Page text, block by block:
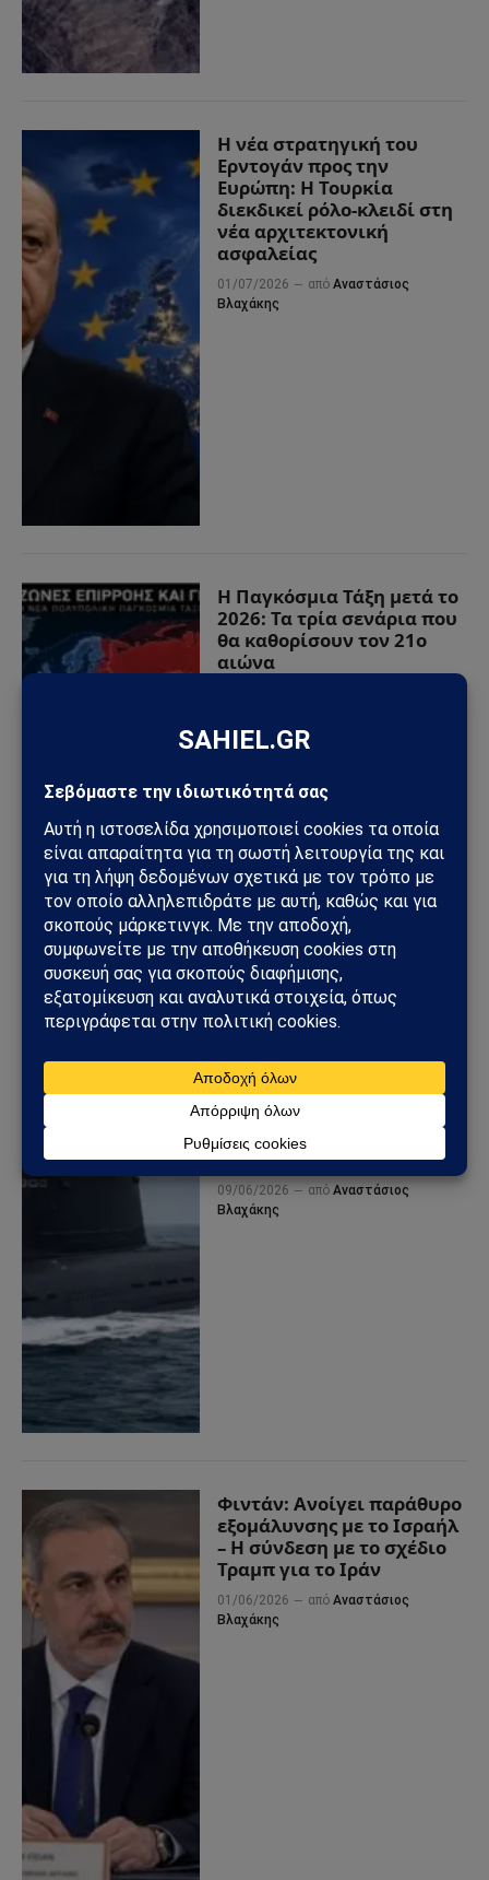
Η νέα στρατηγική του
Ερντογάν προς την
Ευρώπη: Η Τουρκία
διεκδικεί ρόλο-κλειδί στη
νέα αρχιτεκτονική
ασφαλείας
01/07/2026 από Αναστάσιος
Βλαχάκης
Η Παγκόσμια Τάξη μετά το
2026: Τα τρία σενάρια που
θα καθορίσουν τον 21ο
αιώνα
αμερικανικό πλεονέκτημα:
Η νέα αυτοκρατορία
πυρηνικών υποβρυχίων
αλλάζει την ισορροπία
ισχύος στους ωκεανούς
09/06/2026 από Αναστάσιος
Βλαχάκης
Φιντάν: Ανοίγει παράθυρο
εξομάλυνσης με το Ισραήλ
– Η σύνδεση με το σχέδιο
Τραμπ για το Ιράν
01/06/2026 από Αναστάσιος
Βλαχάκης